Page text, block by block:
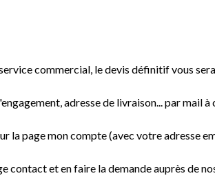
commercial, le devis définitif vous
adresse de livraison... par mail
la page mon compte (avec votre adresse
contact et en faire la demande auprès de